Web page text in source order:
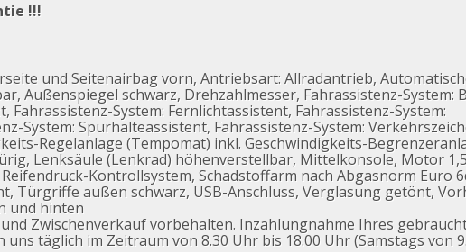
!!!
und Seitenairbag vorn, Antriebsart: Allradantrieb,
Außenspiegel schwarz, Drehzahlmesser, Fahrassistenz-System:
Fahrassistenz-System: Fernlichtassistent, Fahrassistenz-System:
System: Spurhalteassistent, Fahrassistenz-System:
Regelanlage (Tempomat) inkl. Geschwindigkeits-
Lenksäule (Lenkrad) höhenverstellbar, Mittelkonsole, Motor
Kontrollsystem, Schadstoffarm nach Abgasnorm Euro
Türgriffe außen schwarz, USB-Anschluss, Verglasung getönt,
und hinten
Zwischenverkauf vorbehalten. Inzahlungnahme Ihres
täglich im Zeitraum von 8.30 Uhr bis 18.00 Uhr (Samstags von